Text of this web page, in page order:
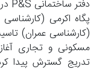
پگاه اکرمی
(کارشناسی عمران)
تدریج گسترش پیدا